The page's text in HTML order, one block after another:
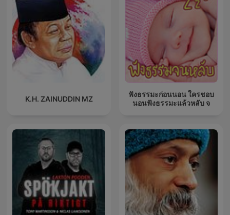
K.H. ZAINUDDIN MZ
ฟังธรรมะก่อนนอน ใครชอบ
นอนฟังธรรมะแล้วหลับ จ